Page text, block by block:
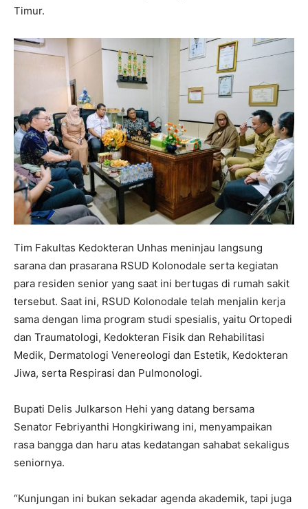
Timur.
Tim Fakultas Kedokteran Unhas meninjau langsung
sarana dan prasarana RSUD Kolonodale serta kegiatan
para residen senior yang saat ini bertugas di rumah sakit
tersebut. Saat ini, RSUD Kolonodale telah menjalin kerja
sama dengan lima program studi spesialis, yaitu Ortopedi
dan Traumatologi, Kedokteran Fisik dan Rehabilitasi
Medik, Dermatologi Venereologi dan Estetik, Kedokteran
Jiwa, serta Respirasi dan Pulmonologi.
Bupati Delis Julkarson Hehi yang datang bersama
Senator Febriyanthi Hongkiriwang ini, menyampaikan
rasa bangga dan haru atas kedatangan sahabat sekaligus
seniornya.
“Kunjungan ini bukan sekadar agenda akademik, tapi juga